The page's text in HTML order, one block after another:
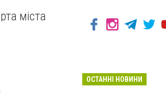
міста
ОСТАННІ НОВИНИ